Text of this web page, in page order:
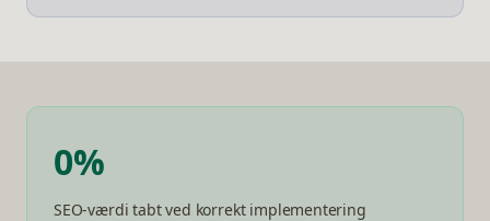
0%
SEO-værdi tabt ved korrekt implementering